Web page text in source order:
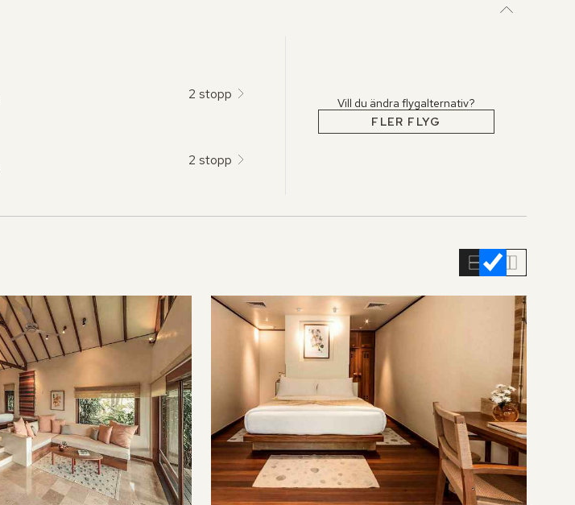
2 stopp
2 stopp
Vill du ändra flygalternativ?
FLER FLYG